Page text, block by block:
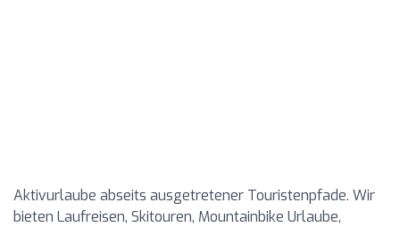
Aktivurlaube abseits ausgetretener Touristenpfade. Wir
bieten Laufreisen, Skitouren, Mountainbike Urlaube,